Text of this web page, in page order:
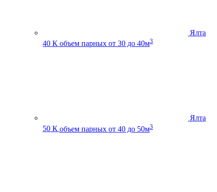
Ялта
40 К объем парных от 30 до 40м3
Ялта
50 К объем парных от 40 до 50м3